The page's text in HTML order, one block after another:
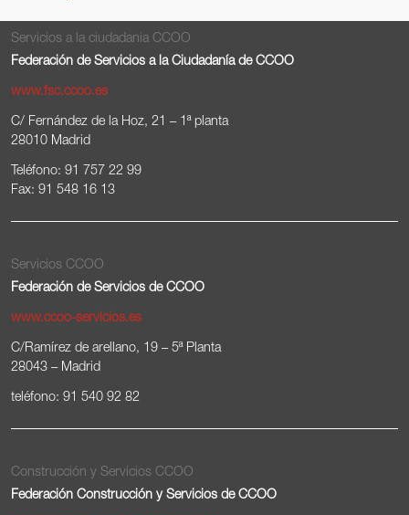
Servicios a la ciudadania CCOO
Federación de Servicios a la Ciudadanía de CCOO
www.fsc.ccoo.es
C/ Fernández de la Hoz, 21 – 1ª planta
28010 Madrid
Teléfono: 91 757 22 99
Fax: 91 548 16 13
Servicios CCOO
Federación de Servicios de CCOO
www.ccoo-servicios.es
C/Ramírez de arellano, 19 – 5ª Planta
28043 – Madrid
teléfono: 91 540 92 82
Construcción y Servicios CCOO
Federación Construcción y Servicios de CCOO